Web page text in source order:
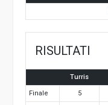
RISULTATI
Turris
Finale 5